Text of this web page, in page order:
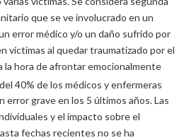
que se ve involucrado en un
error médico y/o un daño sufrido por
víctimas al quedar traumatizado por el
la hora de afrontar emocionalmente
40% de los médicos y enfermeras
grave en los 5 últimos años. Las
y el impacto sobre el
fechas recientes no se ha